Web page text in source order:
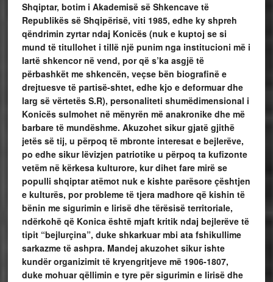
Shqiptar, botim i Akademisë së Shkencave të
Republikës së Shqipërisë, viti 1985, edhe ky shpreh
qëndrimin zyrtar ndaj Konicës (nuk e kuptoj se si
mund të titullohet i tillë një punim nga institucioni më i
lartë shkencor në vend, por që s’ka asgjë të
përbashkët me shkencën, veçse bën biografinë e
drejtuesve të partisë-shtet, edhe kjo e deformuar dhe
larg së vërtetës S.R), personaliteti shumëdimensional i
Konicës sulmohet në mënyrën më anakronike dhe më
barbare të mundëshme. Akuzohet sikur gjatë gjithë
jetës së tij, u përpoq të mbronte interesat e bejlerëve,
po edhe sikur lëvizjen patriotike u përpoq ta kufizonte
vetëm në kërkesa kulturore, kur dihet fare mirë se
populli shqiptar atëmot nuk e kishte parësore çështjen
e kulturës, por probleme të tjera madhore që kishin të
bënin me sigurimin e lirisë dhe tërësisë territoriale,
ndërkohë që Konica është mjaft kritik ndaj bejlerëve të
tipit “bejlurçina”, duke shkarkuar mbi ata fshikullime
sarkazme të ashpra. Mandej akuzohet sikur ishte
kundër organizimit të kryengritjeve më 1906-1807,
duke mohuar qëllimin e tyre për sigurimin e lirisë dhe